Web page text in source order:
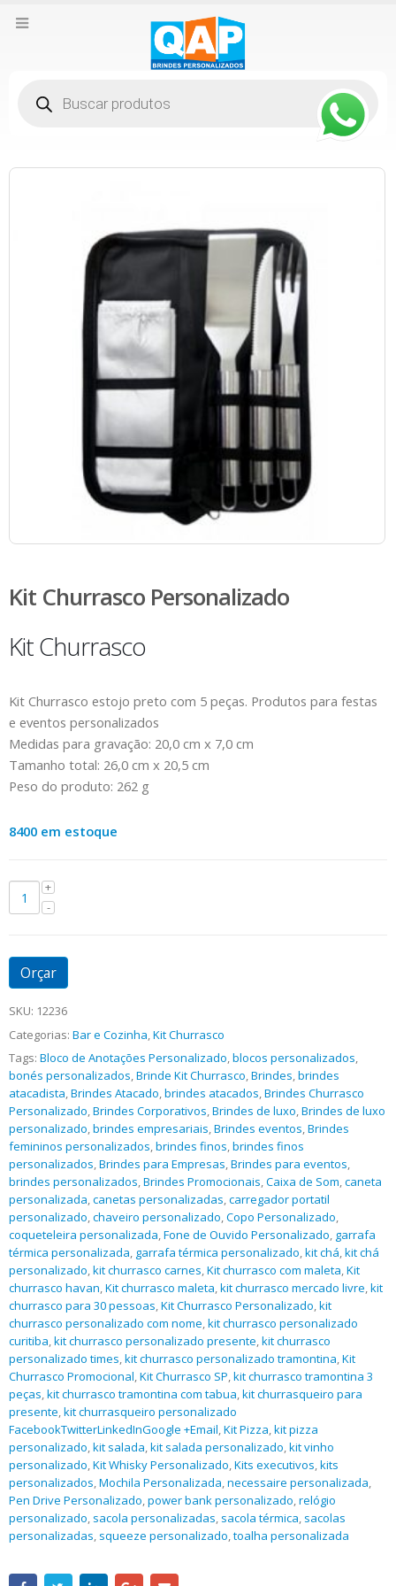
produtos
Kit Churrasco Personalizado
Kit Churrasco
Kit Churrasco estojo preto com 5 peças. Produtos para festas
e eventos personalizados
Medidas para gravação: 20,0 cm x 7,0 cm
Tamanho total: 26,0 cm x 20,5 cm
Peso do produto: 262 g
8400 em estoque
Orçar
SKU: 12236
Categorias: Bar e Cozinha,Kit Churrasco
Tags: Bloco de Anotações Personalizado,blocos personalizados,
bonés personalizados,Brinde Kit Churrasco,Brindes,brindes
atacadista,Brindes Atacado,brindes atacados,Brindes Churrasco
Personalizado,Brindes Corporativos,Brindes de luxo,Brindes de luxo
personalizado,brindes empresariais,Brindes eventos,Brindes
femininos personalizados,brindes finos,brindes finos
personalizados,Brindes para Empresas,Brindes para eventos,
brindes personalizados,Brindes Promocionais,Caixa de Som,caneta
personalizada,canetas personalizadas,carregador portatil
personalizado,chaveiro personalizado,Copo Personalizado,
coqueteleira personalizada,Fone de Ouvido Personalizado, garrafa
térmica personalizada, garrafa térmica personalizado,kit chá,kit chá
personalizado,kit churrasco carnes,Kit churrasco com maleta,Kit
churrasco havan,Kit churrasco maleta,kit churrasco mercado livre,kit
churrasco para 30 pessoas,Kit Churrasco Personalizado,kit
churrasco personalizado com nome,kit churrasco personalizado
curitiba,kit churrasco personalizado presente,kit churrasco
personalizado times,kit churrasco personalizado tramontina,Kit
Churrasco Promocional,Kit Churrasco SP,kit churrasco tramontina 3
peças,kit churrasco tramontina com tabua,kit churrasqueiro para
presente,kit churrasqueiro personalizado
FacebookTwitterLinkedInGoogle +Email,Kit Pizza,kit pizza
personalizado,kit salada,kit salada personalizado,kit vinho
personalizado,Kit Whisky Personalizado,Kits executivos,kits
personalizados,Mochila Personalizada,necessaire personalizada,
Pen Drive Personalizado,power bank personalizado,relógio
personalizado, sacola personalizadas, sacola térmica, sacolas
personalizadas, squeeze personalizado,toalha personalizada